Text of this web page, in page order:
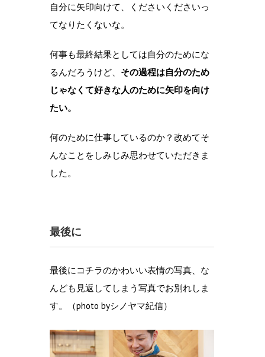
自分に矢印向けて、くださいくださいっ
てなりたくないな。
何事も最終結果としては自分のためにな
るんだろうけど、 その過程は自分のため
じゃなくて好きな人のために矢印を向け
たい。
何のために仕事しているのか？改めてそ
んなことをしみじみ思わせていただきま
した。
最後に
最後にコチラのかわいい表情の写真、な
んども見返してしまう写真でお別れしま
す。（photo byシノヤマ紀信）